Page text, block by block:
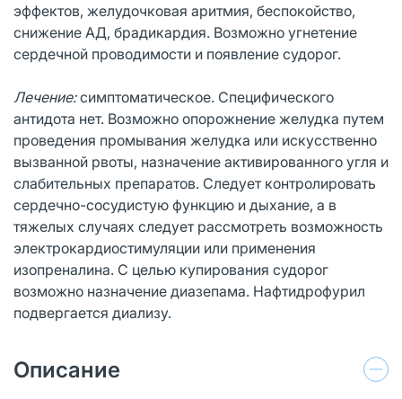
эффектов, желудочковая аритмия, беспокойство,
снижение АД, брадикардия. Возможно угнетение
сердечной проводимости и появление судорог.
Лечение:симптоматическое. Специфического
антидота нет. Возможно опорожнение желудка путем
проведения промывания желудка или искусственно
вызванной рвоты, назначение активированного угля и
слабительных препаратов. Следует контролировать
сердечно-сосудистую функцию и дыхание, а в
тяжелых случаях следует рассмотреть возможность
электрокардиостимуляции или применения
изопреналина. С целью купирования судорог
возможно назначение диазепама. Нафтидрофурил
подвергается диализу.
Описание